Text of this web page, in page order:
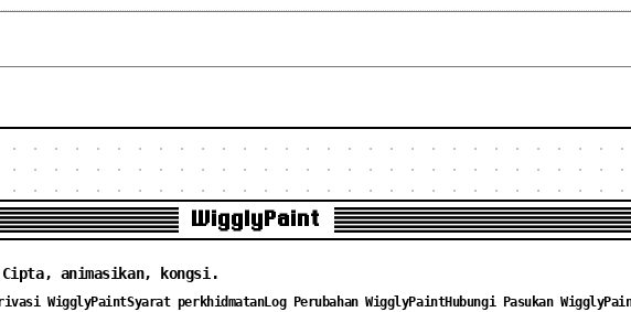
WigglyPaint
animasikan, kongsi.
WigglyPaintSyarat perkhidmatanLog Perubahan WigglyPaintHubungi Pasukan